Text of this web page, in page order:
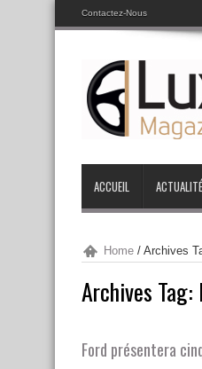
Contactez-Nous
ACCUEIL
Home / Archives
Archives Tag:
Ford présentera